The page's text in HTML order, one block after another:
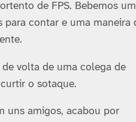
de FPS. Bebemos um
para contar e uma maneira
de volta de uma colega de
o sotaque.
uns amigos, acabou por